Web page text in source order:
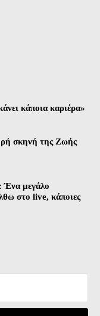
κάποια καριέρα»
σκηνή της Ζωής
Ένα μεγάλο
στο live, κάποιες